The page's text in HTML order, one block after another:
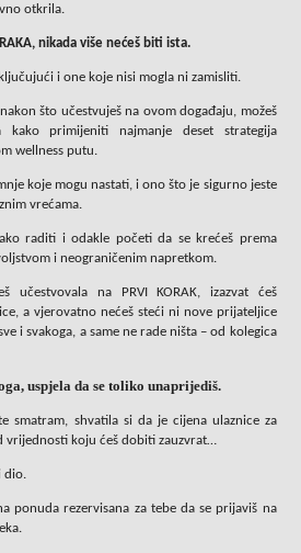
otkrila.
nikada više nećeš biti ista.
i one koje nisi mogla ni zamisliti.
što učestvuješ na ovom događaju, možeš
primijeniti najmanje deset strategija
wellness putu.
koje mogu nastati, i ono što je sigurno jeste
vrećama.
raditi i odakle početi da se krećeš prema
i neograničenim napretkom.
učestvovala na PRVI KORAK, izazvat ćeš
a vjerovatno nećeš steći ni nove prijateljice
i svakoga, a same ne rade ništa – od kolegica
uspjela da se toliko unaprijediš.
smatram, shvatila si da je cijena ulaznice za
vrijednosti koju ćeš dobiti zauzvrat…
dio.
ponuda rezervisana za tebe da se prijaviš na